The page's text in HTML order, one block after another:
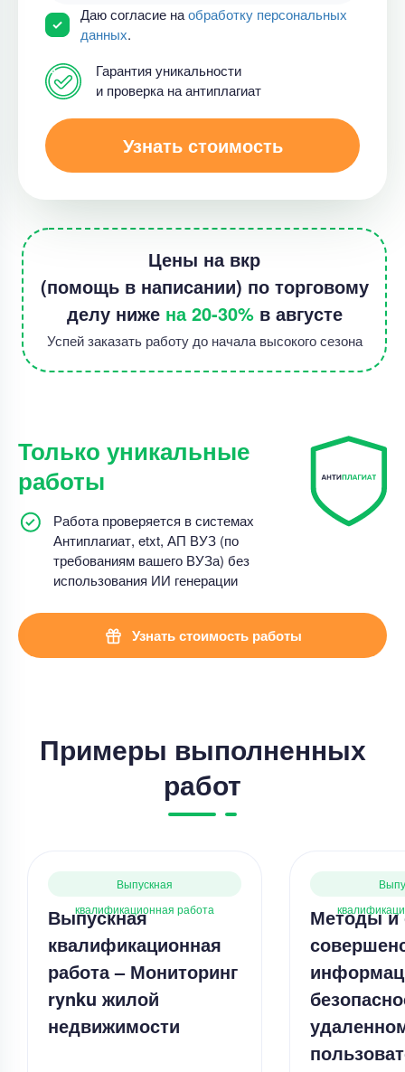
Даю согласие наобработку персональных
данных.
Гарантия уникальности
и проверка на антиплагиат
Узнать стоимость
Цены на вкр
(помощь в написании) по торговому
делу ниже на 20-30%в августе
Успей заказать работу до начала высокого сезона
Только уникальные
работы
Работа проверяется в системах
Антиплагиат, etxt, АП ВУЗ (по
требованиям вашего ВУЗа) без
использования ИИ генерации
Узнать стоимость работы
Примеры выполненных
работ
Выпускная
квалификационная работа
Выпускная
квалификационная
работа – Мониторинг
rynku жилой
недвижимости
Методы и